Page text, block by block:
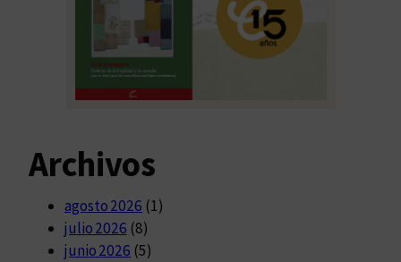
Archivos
agosto 2026 (1)
julio 2026 (8)
junio 2026 (5)